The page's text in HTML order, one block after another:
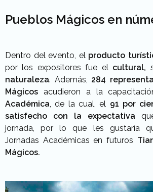
Pueblos Mágicos en
Dentro del evento, el producto
por los expositores fue el cultural,
naturaleza. Además, 284
Mágicos acudieron a la
Académica , de la cual, el 91 por
satisfecho con la expectativa
jornada, por lo que les gustaría
Jornadas Académicas en futuros
Mágicos.